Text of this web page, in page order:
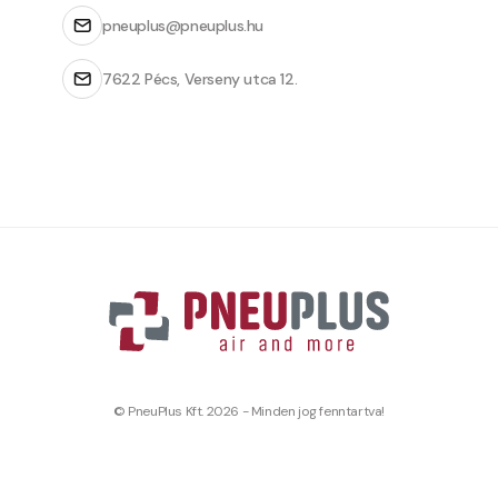
pneuplus@pneuplus.hu
7622 Pécs, Verseny utca 12.
© PneuPlus Kft. 2026 - Minden jog fenntartva!